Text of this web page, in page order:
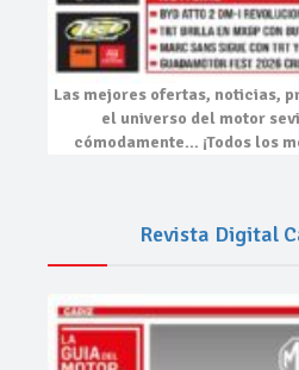
Las mejores ofertas, noticias,
el universo del motor
cómodamente… ¡Todos los
Revista Digital